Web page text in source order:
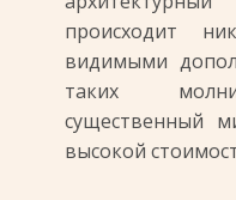
происходит
видимыми
таких
существенный
высокой